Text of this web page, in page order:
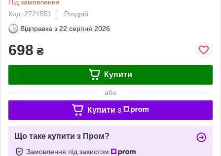
Під замовлення
Код: 2721551
Роздріб
Відправка з 22 серпня 2026
698 ₴
Купити
або
Купити з
Що таке купити з Пром?
Замовлення під захистом